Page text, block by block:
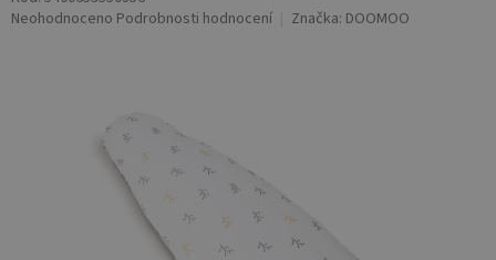
Průměrné
Neohodnoceno Podrobnosti hodnocení Značka: DOOMOO